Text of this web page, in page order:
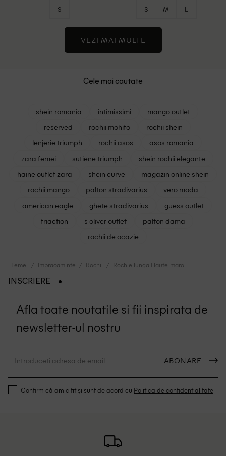
S S M L
VEZI MAI MULTE
Cele mai cautate
shein romania intimissimi
mango outlet
reserved
rochii mohito
rochii shein
lenjerie triumph
rochii asos
asos romania
zara femei
sutiene triumph
shein rochii elegante
haine outlet zara
shein curve
magazin online shein
rochii mango
palton stradivarius
vero moda
american eagle
ghete stradivarius
guess outlet
triaction
s oliver outlet
palton dama
rochii de ocazie
Femei Imbracaminte Rochii Rochie lunga Haute, maro
INSCRIERE
Afla toate noutatile si fii inspirata de
newsletter-ul nostru
ABONARE
Confirm că am citit și sunt de acord cu Politica de confidentialitate